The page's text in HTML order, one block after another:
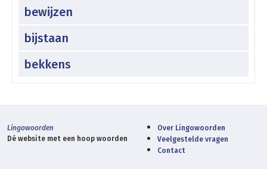
bewijzen
bijstaan
bekkens
Lingowoorden
Dé website met een hoop woorden
Over Lingowoorden
Veelgestelde vragen
Contact